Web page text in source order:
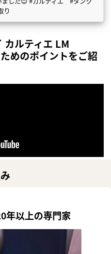
り
カルティエ LM
めのポイントをご紹
年以上の専門家